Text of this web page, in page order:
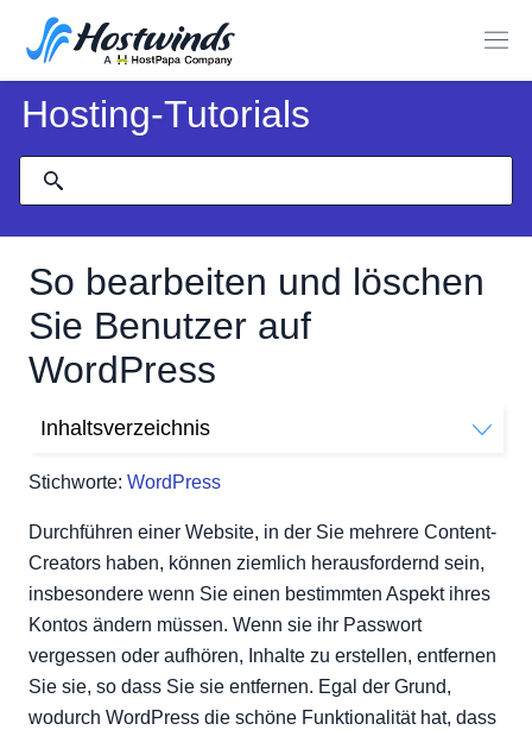
Hosting-Tutorials
So bearbeiten und löschen
Sie Benutzer auf
WordPress
Stichworte: WordPress
Inhaltsverzeichnis
So löschen Sie ein WordPress-Konto
So bearbeiten Sie ein WordPress-Konto
Persönliche Optionen
Name
Kontaktinformation
Über den Benutzer
Kontoverwaltung
Durchführen einer Website, in der Sie mehrere Content-
Creators haben, können ziemlich herausfordernd sein,
insbesondere wenn Sie einen bestimmten Aspekt ihres
Kontos ändern müssen. Wenn sie ihr Passwort
vergessen oder aufhören, Inhalte zu erstellen, entfernen
Sie sie, so dass Sie sie entfernen. Egal der Grund,
wodurch WordPress die schöne Funktionalität hat, dass